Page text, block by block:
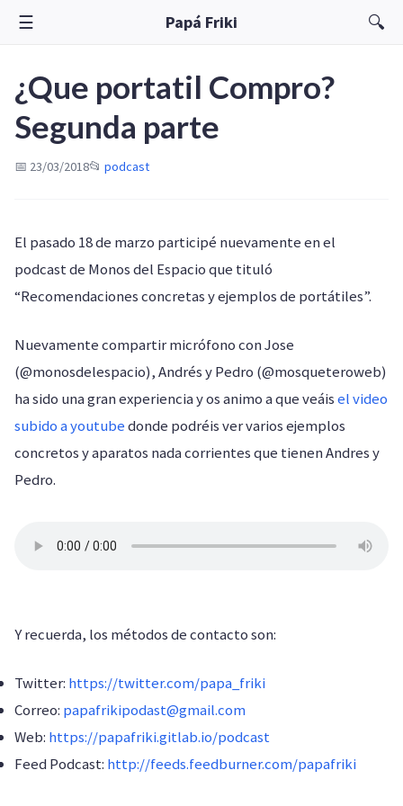
☰ Papá Friki 🔍
¿Que portatil Compro?
Segunda parte
📅 23/03/2018📂 podcast
El pasado 18 de marzo participé nuevamente en el
podcast de Monos del Espacio que tituló
“Recomendaciones concretas y ejemplos de portátiles”.
Nuevamente compartir micrófono con Jose
(@monosdelespacio), Andrés y Pedro (@mosqueteroweb)
ha sido una gran experiencia y os animo a que veáisel video
subido a youtubedonde podréis ver varios ejemplos
concretos y aparatos nada corrientes que tienen Andres y
Pedro.
Y recuerda, los métodos de contacto son:
Twitter: https://twitter.com/papa_friki
Correo: papafrikipodast@gmail.com
Web: https://papafriki.gitlab.io/podcast
Feed Podcast: http://feeds.feedburner.com/papafriki